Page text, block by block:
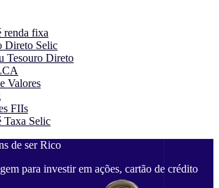
renda fixa
Direto Selic
Tesouro Direto
Valores
FIIs
Taxa Selic
de ser Rico
para investir em ações, cartão de crédito